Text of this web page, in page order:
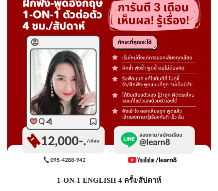
1-ON-1 ENGLISH 4 ครั้ง/สัปดาห์